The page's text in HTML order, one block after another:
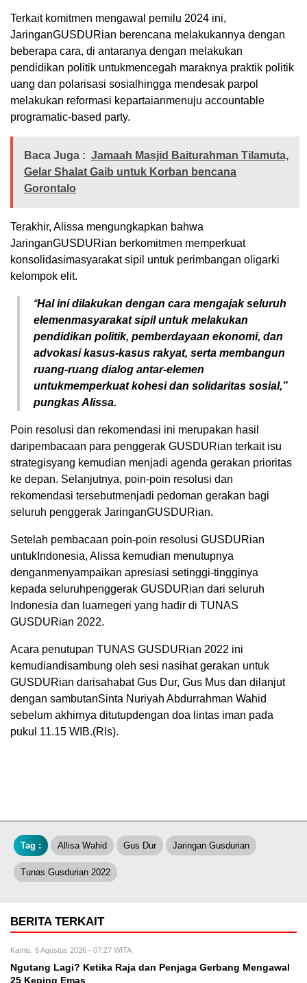
Terkait komitmen mengawal pemilu 2024 ini,
JaringanGUSDURian berencana melakukannya dengan
beberapa cara, di antaranya dengan melakukan
pendidikan politik untukmencegah maraknya praktik politik
uang dan polarisasi sosialhingga mendesak parpol
melakukan reformasi kepartaianmenuju accountable
programatic-based party.
Baca Juga : Jamaah Masjid Baiturahman Tilamuta,
Gelar Shalat Gaib untuk Korban bencana
Gorontalo
Terakhir, Alissa mengungkapkan bahwa
JaringanGUSDURian berkomitmen memperkuat
konsolidasimasyarakat sipil untuk perimbangan oligarki
kelompok elit.
“Hal ini dilakukan dengan cara mengajak seluruh
elemenmasyarakat sipil untuk melakukan
pendidikan politik, pemberdayaan ekonomi, dan
advokasi kasus-kasus rakyat, serta membangun
ruang-ruang dialog antar-elemen
untukmemperkuat kohesi dan solidaritas sosial,”
pungkas Alissa.
Poin resolusi dan rekomendasi ini merupakan hasil
daripembacaan para penggerak GUSDURian terkait isu
strategisyang kemudian menjadi agenda gerakan prioritas
ke depan. Selanjutnya, poin-poin resolusi dan
rekomendasi tersebutmenjadi pedoman gerakan bagi
seluruh penggerak JaringanGUSDURian.
Setelah pembacaan poin-poin resolusi GUSDURian
untukIndonesia, Alissa kemudian menutupnya
denganmenyampaikan apresiasi setinggi-tingginya
kepada seluruhpenggerak GUSDURian dari seluruh
Indonesia dan luarnegeri yang hadir di TUNAS
GUSDURian 2022.
Acara penutupan TUNAS GUSDURian 2022 ini
kemudiandisambung oleh sesi nasihat gerakan untuk
GUSDURian darisahabat Gus Dur, Gus Mus dan dilanjut
dengan sambutanSinta Nuriyah Abdurrahman Wahid
sebelum akhirnya ditutupdengan doa lintas iman pada
pukul 11.15 WIB.(Rls).
Tag : Allisa Wahid Gus Dur Jaringan Gusdurian
Tunas Gusdurian 2022
BERITA TERKAIT
Kamis, 6 Agustus 2026 - 07:27 WITA
Ngutang Lagi? Ketika Raja dan Penjaga Gerbang Mengawal
25 Keping Emas